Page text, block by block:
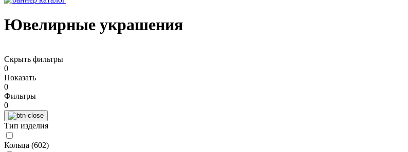
Ювелирные украшения
Скрыть фильтры
0
Показать
0
Фильтры
0
Тип изделия
Кольца (602)